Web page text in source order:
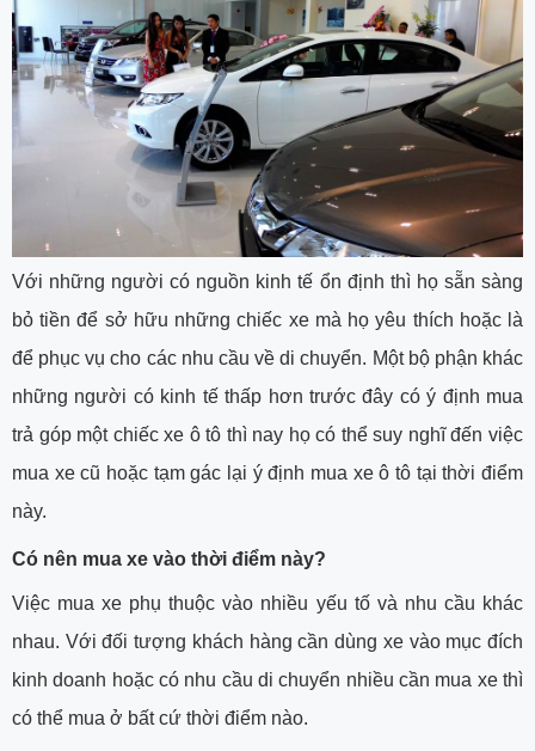
Với những người có nguồn kinh tế ổn định thì họ sẵn sàng
bỏ tiền để sở hữu những chiếc xe mà họ yêu thích hoặc là
để phục vụ cho các nhu cầu về di chuyển. Một bộ phận khác
những người có kinh tế thấp hơn trước đây có ý định mua
trả góp một chiếc xe ô tô thì nay họ có thể suy nghĩ đến việc
mua xe cũ hoặc tạm gác lại ý định mua xe ô tô tại thời điểm
này.
Có nên mua xe vào thời điểm này?
Việc mua xe phụ thuộc vào nhiều yếu tố và nhu cầu khác
nhau. Với đối tượng khách hàng cần dùng xe vào mục đích
kinh doanh hoặc có nhu cầu di chuyển nhiều cần mua xe thì
có thể mua ở bất cứ thời điểm nào.